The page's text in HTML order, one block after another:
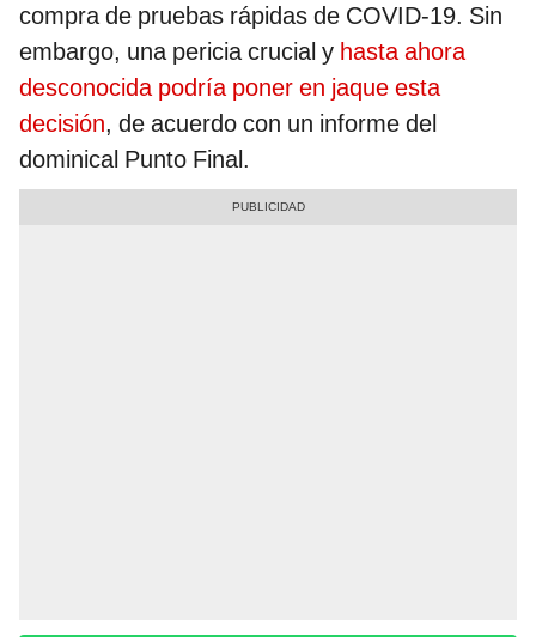
compra de pruebas rápidas de COVID-19. Sin
embargo, una pericia crucial y hasta ahora
desconocida podría poner en jaque esta
decisión, de acuerdo con un informe del
dominical Punto Final.